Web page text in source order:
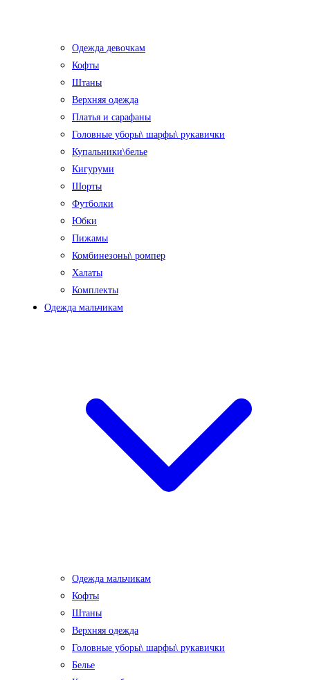
Одежда девочкам
Кофты
Штаны
Верхняя одежда
Платья и сарафаны
Головные уборы\ шарфы\ рукавички
Купальники\белье
Кигуруми
Шорты
Футболки
Юбки
Пижамы
Комбинезоны\ ромпер
Халаты
Комплекты
Одежда мальчикам
Одежда мальчикам
Кофты
Штаны
Верхняя одежда
Головные уборы\ шарфы\ рукавички
Белье